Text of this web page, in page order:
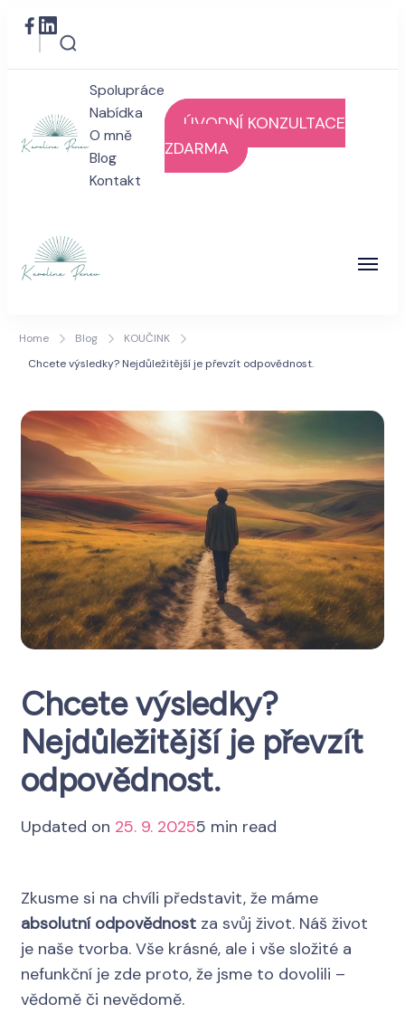
karolinapenev
Spolupráce
Nabídka
O mně
Blog
Kontakt
ÚVODNÍ KONZULTACE
ZDARMA
Wellbeing a stress-management koučink pro
smysluplný život v souladu s vámi
Home Blog
KOUČINK
Chcete výsledky? Nejdůležitější je převzít odpovědnost.
Chcete výsledky?
Nejdůležitější je převzít
odpovědnost.
Updated on 25. 9. 20255 min read
Zkusme si na chvíli představit, že máme
absolutní odpovědnost za svůj život. Náš život
je naše tvorba. Vše krásné, ale i vše složité a
nefunkční je zde proto, že jsme to dovolili –
vědomě či nevědomě.